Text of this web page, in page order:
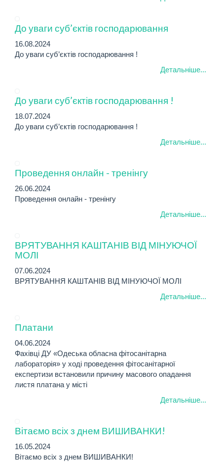
До уваги суб’єктів господарювання
16.08.2024
До уваги суб’єктів господарювання !
Детальніше...
До уваги суб’єктів господарювання !
18.07.2024
До уваги суб’єктів господарювання !
Детальніше...
Проведення онлайн - тренінгу
26.06.2024
Проведення онлайн - тренінгу
Детальніше...
ВРЯТУВАННЯ КАШТАНІВ ВІД МІНУЮЧОЇ
МОЛІ
07.06.2024
ВРЯТУВАННЯ КАШТАНІВ ВІД МІНУЮЧОЇ МОЛІ
Детальніше...
Платани
04.06.2024
Фахівці ДУ «Одеська обласна фітосанітарна
лабораторія» у ході проведення фітосанітарної
експертизи встановили причину масового опадання
листя платана у місті
Детальніше...
Вітаємо всіх з днем ВИШИВАНКИ!
16.05.2024
Вітаємо всіх з днем ВИШИВАНКИ!